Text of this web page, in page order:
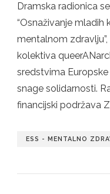
Dramska radionica
“Osnaživanje
mentalnom
kolektiva
sredstvima
snage solidarnosti.
financijski podržava
ESS - MENTALNO